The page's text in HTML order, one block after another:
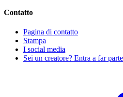
Contatto
Pagina di contatto
Stampa
I social media
Sei un creatore? Entra a far